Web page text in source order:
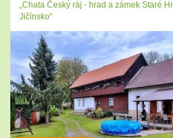
„Chata Český ráj - hrad a zámek Staré
Jičínsko“